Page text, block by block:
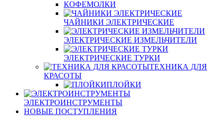
КОФЕМОЛКИ
ЧАЙНИКИ ЭЛЕКТРИЧЕСКИЕ
ЭЛЕКТРИЧЕСКИЕ ИЗМЕЛЬЧИТЕЛИ
ЭЛЕКТРИЧЕСКИЕ ТУРКИ
ТЕХНИКА ДЛЯ
КРАСОТЫ
ПЛОЙКИ
ЭЛЕКТРОИНСТРУМЕНТЫ
НОВЫЕ ПОСТУПЛЕНИЯ